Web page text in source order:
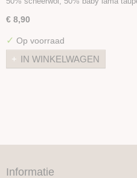
€ 8,90
✓ Op voorraad
IN WINKELWAGEN
Informatie